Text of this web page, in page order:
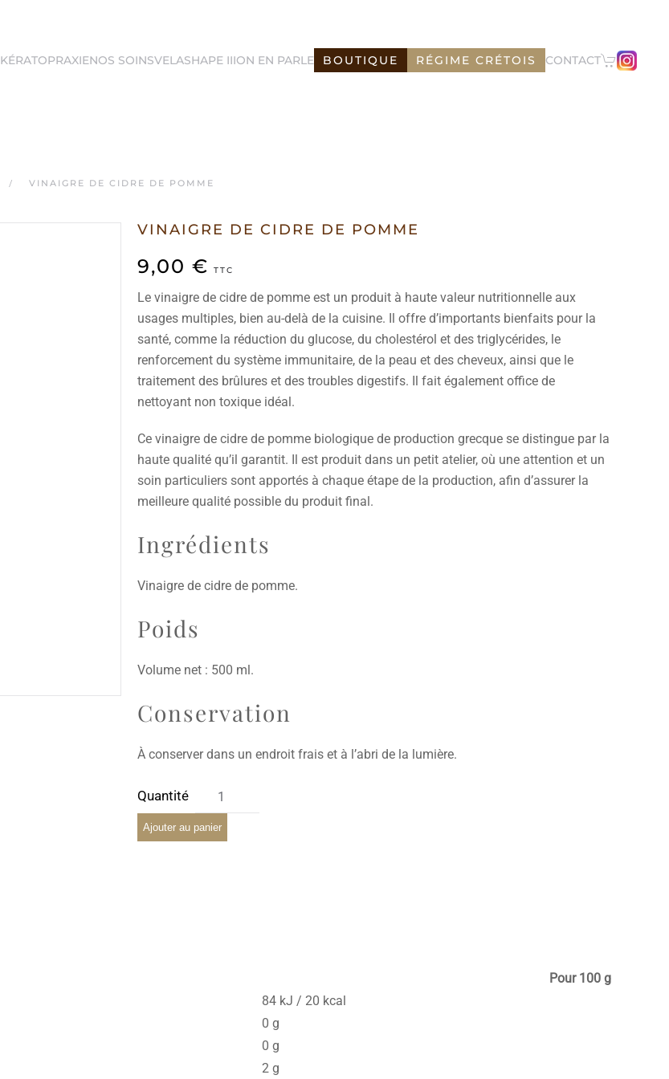
KÉRATOPRAXIENOS SOINSVELASHAPE IIION EN PARLE BOUTIQUE RÉGIME CRÉTOIS CONTACT
VINAIGRE DE CIDRE DE POMME
VINAIGRE DE CIDRE DE POMME
9,00 € TTC
Le vinaigre de cidre de pomme est un produit à haute valeur nutritionnelle aux
usages multiples, bien au-delà de la cuisine. Il offre d’importants bienfaits pour la
santé, comme la réduction du glucose, du cholestérol et des triglycérides, le
renforcement du système immunitaire, de la peau et des cheveux, ainsi que le
traitement des brûlures et des troubles digestifs. Il fait également office de
nettoyant non toxique idéal.
Ce vinaigre de cidre de pomme biologique de production grecque se distingue par la
haute qualité qu’il garantit. Il est produit dans un petit atelier, où une attention et un
soin particuliers sont apportés à chaque étape de la production, afin d’assurer la
meilleure qualité possible du produit final.
Ingrédients
Vinaigre de cidre de pomme.
Poids
Volume net : 500 ml.
Conservation
À conserver dans un endroit frais et à l’abri de la lumière.
Ajouter au panier
Pour 100 g
84 kJ / 20 kcal
0 g
0 g
2 g